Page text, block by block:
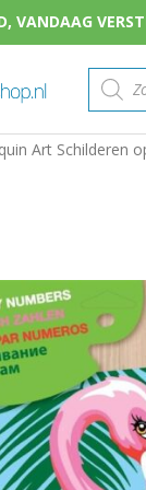
VANDAAG
zoeken
Art Schilderen